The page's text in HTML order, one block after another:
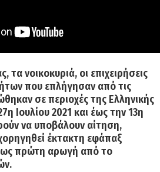
νοικοκυριά, οι επιχειρήσεις
που επλήγησαν από τις
σε περιοχές της Ελληνικής
Ιουλίου 2021 και έως την 13η
να υποβάλουν αίτηση,
έκτακτη εφάπαξ
ως πρώτη αρωγή από το